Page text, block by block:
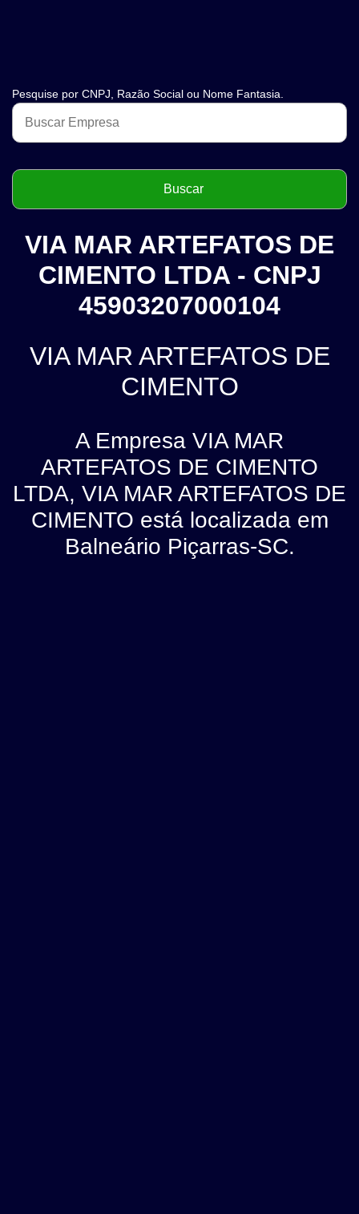
Pesquise por CNPJ, Razão Social ou Nome Fantasia.
VIA MAR ARTEFATOS DE
CIMENTO LTDA - CNPJ
45903207000104
VIA MAR ARTEFATOS DE
CIMENTO
A Empresa VIA MAR
ARTEFATOS DE CIMENTO
LTDA, VIA MAR ARTEFATOS DE
CIMENTO está localizada em
Balneário Piçarras-SC.